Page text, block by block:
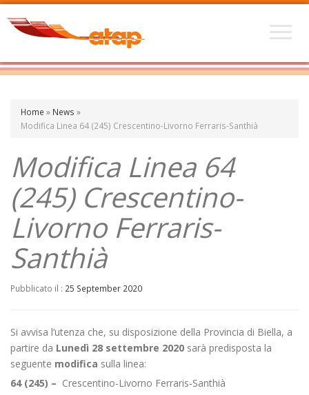
Home » News »
Modifica Linea 64 (245) Crescentino-Livorno Ferraris-Santhià
Modifica Linea 64
(245) Crescentino-
Livorno Ferraris-
Santhià
Pubblicato il : 25 September 2020
Si avvisa l’utenza che, su disposizione della Provincia di Biella, a
partire da Lunedì 28 settembre 2020 sarà predisposta la
seguente modifica sulla linea:
64 (245) – Crescentino-Livorno Ferraris-Santhià